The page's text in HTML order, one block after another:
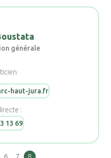
générale
haut-jura.fr
:
13 69